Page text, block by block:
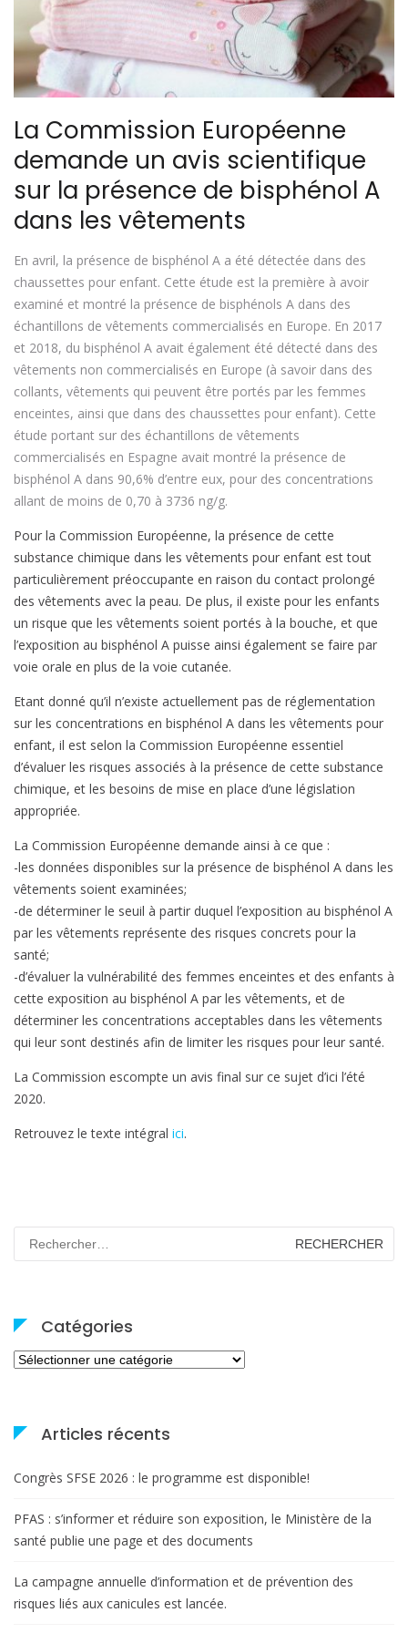
La Commission Européenne
demande un avis scientifique
sur la présence de bisphénol A
dans les vêtements
En avril, la présence de bisphénol A a été détectée dans des
chaussettes pour enfant. Cette étude est la première à avoir
examiné et montré la présence de bisphénols A dans des
échantillons de vêtements commercialisés en Europe. En 2017
et 2018, du bisphénol A avait également été détecté dans des
vêtements non commercialisés en Europe (à savoir dans des
collants, vêtements qui peuvent être portés par les femmes
enceintes, ainsi que dans des chaussettes pour enfant). Cette
étude portant sur des échantillons de vêtements
commercialisés en Espagne avait montré la présence de
bisphénol A dans 90,6% d’entre eux, pour des concentrations
allant de moins de 0,70 à 3736 ng/g.
Pour la Commission Européenne, la présence de cette
substance chimique dans les vêtements pour enfant est tout
particulièrement préoccupante en raison du contact prolongé
des vêtements avec la peau. De plus, il existe pour les enfants
un risque que les vêtements soient portés à la bouche, et que
l’exposition au bisphénol A puisse ainsi également se faire par
voie orale en plus de la voie cutanée.
Etant donné qu’il n’existe actuellement pas de réglementation
sur les concentrations en bisphénol A dans les vêtements pour
enfant, il est selon la Commission Européenne essentiel
d’évaluer les risques associés à la présence de cette substance
chimique, et les besoins de mise en place d’une législation
appropriée.
La Commission Européenne demande ainsi à ce que :
-les données disponibles sur la présence de bisphénol A dans les
vêtements soient examinées;
-de déterminer le seuil à partir duquel l’exposition au bisphénol A
par les vêtements représente des risques concrets pour la
santé;
-d’évaluer la vulnérabilité des femmes enceintes et des enfants à
cette exposition au bisphénol A par les vêtements, et de
déterminer les concentrations acceptables dans les vêtements
qui leur sont destinés afin de limiter les risques pour leur santé.
La Commission escompte un avis final sur ce sujet d’ici l’été
2020.
Retrouvez le texte intégral ici.
Rechercher :
Catégories
Catégories
Articles récents
Congrès SFSE 2026 : le programme est disponible!
PFAS : s’informer et réduire son exposition, le Ministère de la
santé publie une page et des documents
La campagne annuelle d’information et de prévention des
risques liés aux canicules est lancée.